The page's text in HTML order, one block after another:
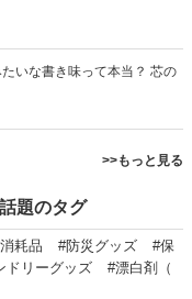
いな書き味って本当？ 芯の
>>もっと見る
題のタグ
耗品 #防災グッズ
#保
ドリーグッズ
#漂白剤（